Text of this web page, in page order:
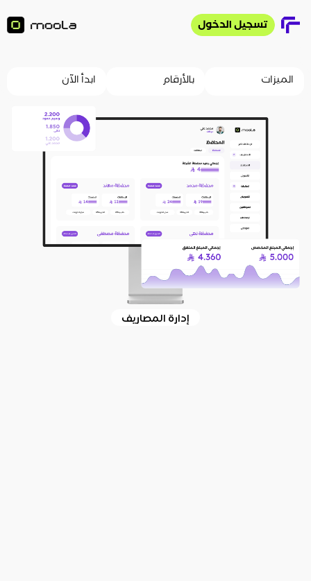
تسجيل الدخول
الميزات
بالأرقام ابدأ الآن
إدارة المصاريف